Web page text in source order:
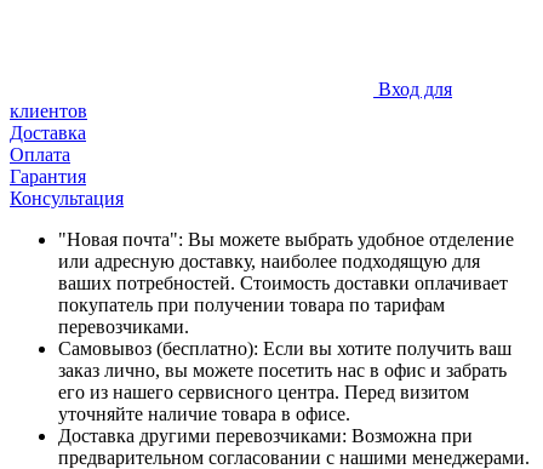
Вход для
клиентов
Доставка
Оплата
Гарантия
Консультация
"Новая почта": Вы можете выбрать удобное отделение
или адресную доставку, наиболее подходящую для
ваших потребностей. Стоимость доставки оплачивает
покупатель при получении товара по тарифам
перевозчиками.
Самовывоз (бесплатно): Если вы хотите получить ваш
заказ лично, вы можете посетить нас в офис и забрать
его из нашего сервисного центра. Перед визитом
уточняйте наличие товара в офисе.
Доставка другими перевозчиками: Возможна при
предварительном согласовании с нашими менеджерами.